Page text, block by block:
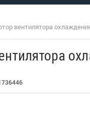
вентилятора